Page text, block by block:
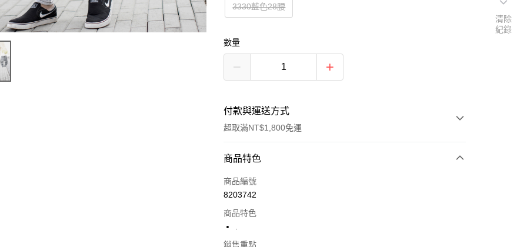
3330藍色28腰
數量
付款與運送方式
超取滿NT$1,800免運
付款方式
信用卡一次付款
Apple Pay
商品特色
商品編號
8203742
商品特色
銷售重點
清除
紀錄